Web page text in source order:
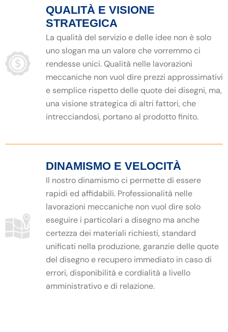
QUALITÀ E VISIONE
STRATEGICA
La qualità del servizio e delle idee non è solo
uno slogan ma un valore che vorremmo ci
rendesse unici. Qualità nelle lavorazioni
meccaniche non vuol dire prezzi approssimativi
e semplice rispetto delle quote dei disegni, ma,
una visione strategica di altri fattori, che
intrecciandosi, portano al prodotto finito.
DINAMISMO E VELOCITÀ
Il nostro dinamismo ci permette di essere
rapidi ed affidabili. Professionalità nelle
lavorazioni meccaniche non vuol dire solo
eseguire i particolari a disegno ma anche
certezza dei materiali richiesti, standard
unificati nella produzione, garanzie delle quote
del disegno e recupero immediato in caso di
errori, disponibilità e cordialità a livello
amministrativo e di relazione.